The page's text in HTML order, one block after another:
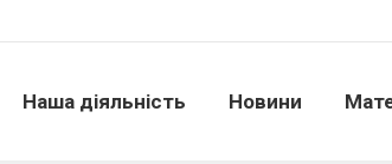
Наша діяльність Новини
діяльність Новини